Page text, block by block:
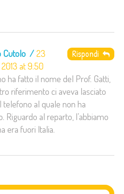
Rispondi
Cutolo
23
at 9:50
ha fatto il nome del Prof. Gatti,
riferimento ci aveva lasciato
telefono al quale non ha
Riguardo al reparto, l’abbiamo
era fuori Italia.